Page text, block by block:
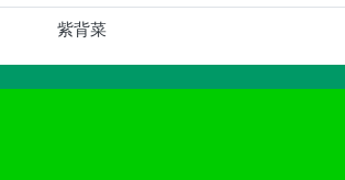
紫背菜